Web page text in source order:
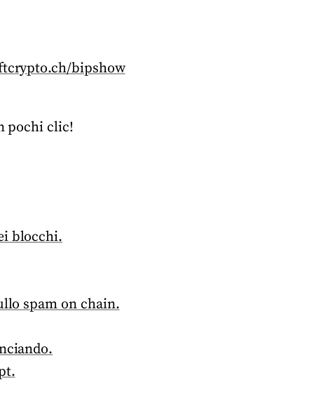
bipshow
pochi clic!
blocchi.
spam on chain.